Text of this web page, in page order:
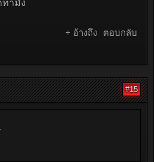
ทำมั่ง
+ อ้างถึง ตอบกลับ
#15